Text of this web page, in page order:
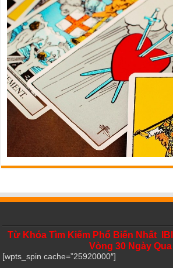
Từ Khóa Tìm Kiếm Phổ Biến Nhất
Vòng 30 Ngày Qua
[wpts_spin cache=”25920000″]